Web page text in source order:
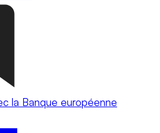
la Banque européenne